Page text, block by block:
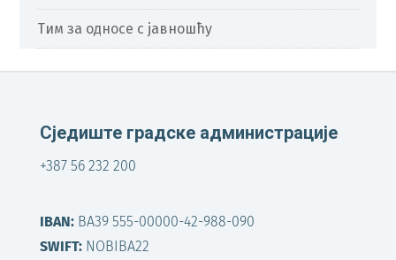
Тим за односе с јавношћу
Сједиште градске администрације
+387 56 232 200
IBAN:BA39 555-00000-42-988-090
SWIFT:NOBIBA22